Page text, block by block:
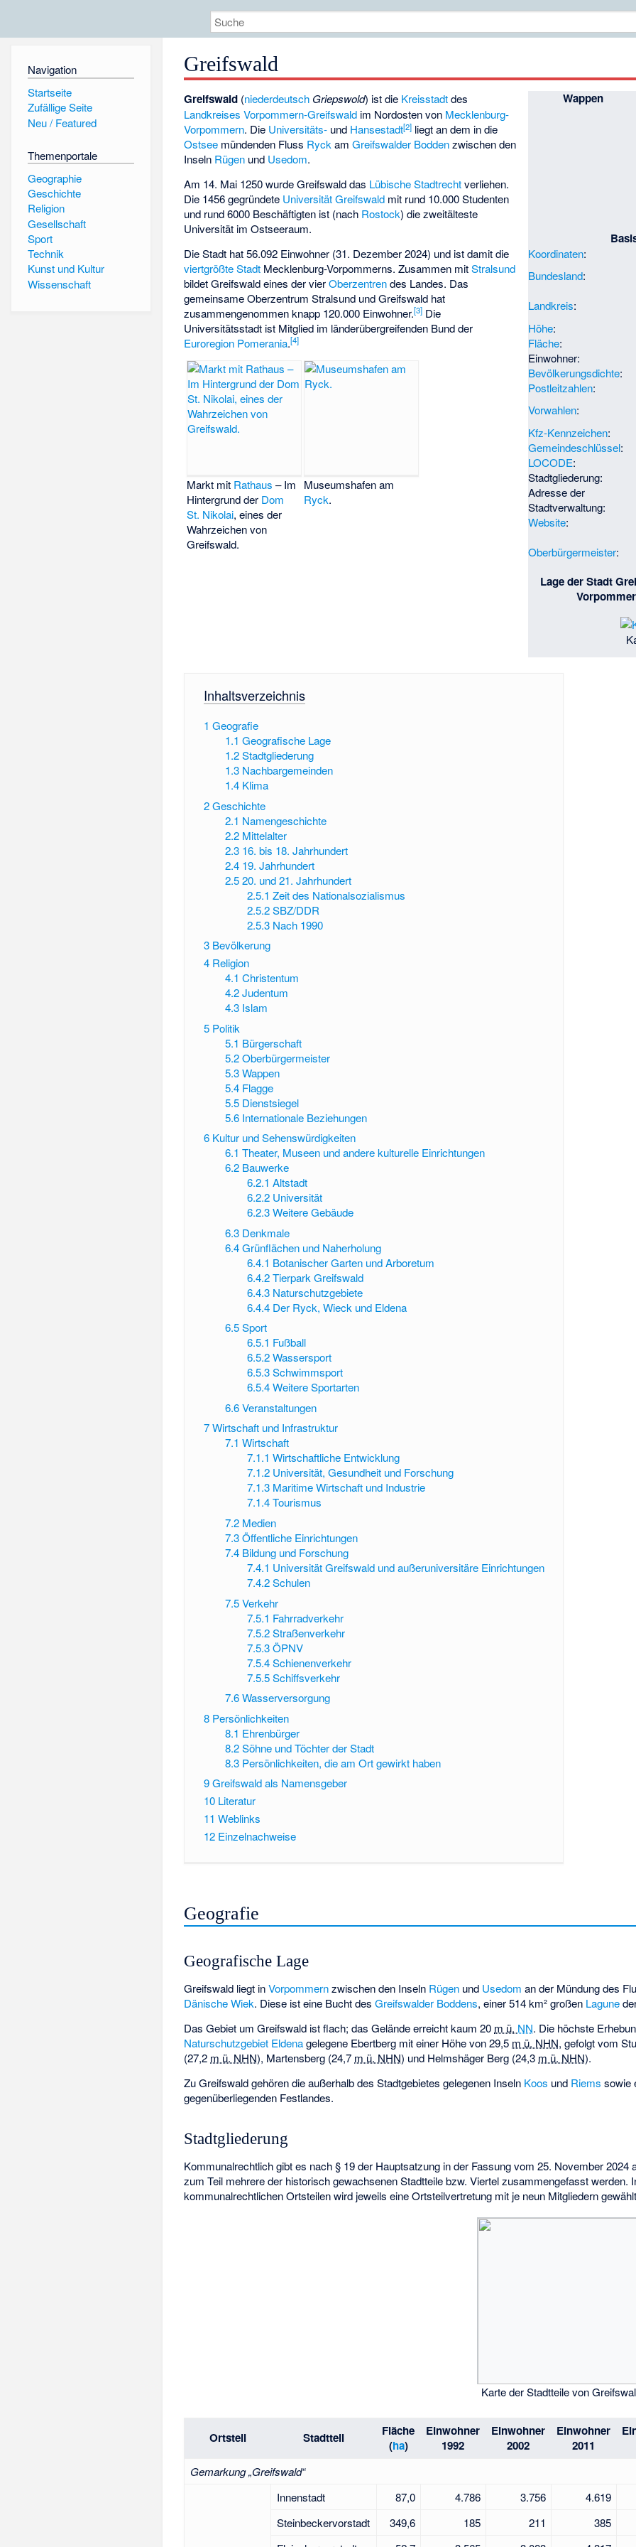
Navigation
Startseite
Zufällige Seite
Neu / Featured
Themenportale
Geographie
Geschichte
Religion
Gesellschaft
Sport
Technik
Kunst und Kultur
Wissenschaft
Greifswald
Wappen
Koordinaten:
Bundesland:
Landkreis:
Höhe:
Fläche:
Einwohner:
Bevölkerungsdichte:
Postleitzahlen:
Vorwahlen:
Kfz-Kennzeichen:
Gemeindeschlüssel:
LOCODE:
Stadtgliederung:
Adresse der
Stadtverwaltung:
Website:
Oberbürgermeister:
Lage der Stadt
Greifswald (niederdeutsch Griepswold) ist die Kreisstadtdes
Landkreises Vorpommern-Greifswald im Nordosten von Mecklenburg-
Vorpommern. Die Universitäts- und Hansestadt[2] liegt an dem in die
Ostsee mündenden Fluss RyckamGreifswalder Boddenzwischen den
Inseln Rügen und Usedom.
Am 14. Mai 1250 wurde Greifswald das Lübische Stadtrechtverliehen.
Die 1456 gegründete Universität Greifswald mit rund 10.000 Studenten
und rund 6000 Beschäftigten ist (nach Rostock) die zweitälteste
Universität im Ostseeraum.
Die Stadt hat 56.092 Einwohner (31. Dezember 2024) und ist damit die
viertgrößte Stadt Mecklenburg-Vorpommerns. Zusammen mitStralsund
bildet Greifswald eines der vierOberzentrendes Landes. Das
gemeinsame Oberzentrum Stralsund und Greifswald hat
zusammengenommen knapp 120.000 Einwohner.[3] Die
Universitätsstadt ist Mitglied im länderübergreifenden Bund der
Euroregion Pomerania.[4]
Markt mit Rathaus – Im
Hintergrund der Dom
St. Nikolai, eines der
Wahrzeichen von
Greifswald.
Museumshafen am
Ryck.
Inhaltsverzeichnis
1 Geografie
1.1 Geografische Lage
1.2 Stadtgliederung
1.3 Nachbargemeinden
1.4 Klima
2Geschichte
2.1 Namengeschichte
2.2 Mittelalter
2.3 16. bis 18. Jahrhundert
2.4 19. Jahrhundert
2.5 20. und 21. Jahrhundert
2.5.1 Zeit des Nationalsozialismus
2.5.2 SBZ/DDR
2.5.3 Nach 1990
3 Bevölkerung
4 Religion
4.1 Christentum
4.2 Judentum
4.3 Islam
5 Politik
5.1 Bürgerschaft
5.2 Oberbürgermeister
5.3 Wappen
5.4 Flagge
5.5 Dienstsiegel
5.6 Internationale Beziehungen
6 Kultur und Sehenswürdigkeiten
6.1 Theater, Museen und andere kulturelle Einrichtungen
6.2 Bauwerke
6.2.1 Altstadt
6.2.2 Universität
6.2.3 Weitere Gebäude
6.3 Denkmale
6.4 Grünflächen und Naherholung
6.4.1 Botanischer Garten und Arboretum
6.4.2 Tierpark Greifswald
6.4.3 Naturschutzgebiete
6.4.4 Der Ryck, Wieck und Eldena
6.5 Sport
6.5.1 Fußball
6.5.2 Wassersport
6.5.3 Schwimmsport
6.5.4 Weitere Sportarten
6.6 Veranstaltungen
7Wirtschaft und Infrastruktur
7.1 Wirtschaft
7.1.1 Wirtschaftliche Entwicklung
7.1.2 Universität, Gesundheit und Forschung
7.1.3 Maritime Wirtschaft und Industrie
7.1.4 Tourismus
7.2 Medien
7.3 Öffentliche Einrichtungen
7.4 Bildung und Forschung
7.4.1 Universität Greifswald und außeruniversitäre Einrichtungen
7.4.2 Schulen
7.5 Verkehr
7.5.1 Fahrradverkehr
7.5.2 Straßenverkehr
7.5.3 ÖPNV
7.5.4 Schienenverkehr
7.5.5 Schiffsverkehr
7.6 Wasserversorgung
8 Persönlichkeiten
8.1 Ehrenbürger
8.2 Söhne und Töchter der Stadt
8.3 Persönlichkeiten, die am Ort gewirkt haben
9Greifswald als Namensgeber
10 Literatur
11 Weblinks
12 Einzelnachweise
Geografie
Geografische Lage
Greifswald liegt inVorpommernzwischen den Inseln Rügen und Usedom an der Mündung des
Dänische Wiek. Diese ist eine Bucht desGreifswalder Boddens, einer 514 km² großen Lagune
Das Gebiet um Greifswald ist flach; das Gelände erreicht kaum20 m ü. NN. Die höchste
Naturschutzgebiet Eldenagelegene Ebertberg mit einer Höhe von29,5 m ü. NHN, gefolgt vom
(27,2 m ü. NHN), Martensberg (24,7 m ü. NHN) und Helmshäger Berg (24,3 m ü. NHN).
Zu Greifswald gehören die außerhalb des Stadtgebietes gelegenen Inseln Koos und Riems sowie
gegenüberliegenden Festlandes.
Stadtgliederung
Kommunalrechtlich gibt es nach § 19 der Hauptsatzung in der Fassung vom 25. November 2024
zum Teil mehrere der historisch gewachsenen Stadtteile bzw. Viertel zusammengefasst werden.
kommunalrechtlichen Ortsteilen wird jeweils eine Ortsteilvertretung mit je neun Mitgliedern
Karte der Stadtteile von
Ortsteil Stadtteil
Fläche
(ha)
Einwohner
1992
Einwohner
2002
Einwohner
2011
Gemarkung „Greifswald“
Innenstadt
87,0 4.786 3.756
4.619
Steinbeckervorstadt
349,6 185 211
385